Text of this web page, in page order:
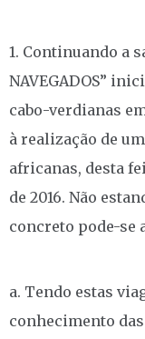
1. Continuando a
NAVEGADOS”
cabo-verdianas
à realização de
africanas, desta
de 2016. Não
concreto pode-se
a. Tendo estas
conhecimento